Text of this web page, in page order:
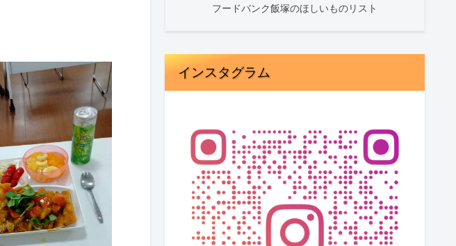
フードバンク飯塚のほしいものリスト
インスタグラム